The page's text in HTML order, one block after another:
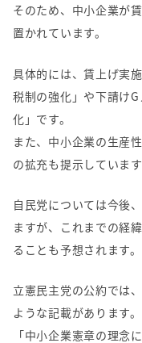
そのため、中小企業が
置かれています。
具体的には、賃上げ実
税制の強化」や下請けG
化」です。
また、中小企業の生産
の拡充も提示しています
自民党については今後
ますが、これまでの経
ることも予想されます。
立憲民主党の公約では
ような記載があります。
「中小企業憲章の理念